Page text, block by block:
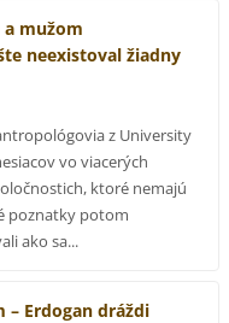
mužom
neexistoval žiadny
z University
vo viacerých
ktoré nemajú
poznatky potom
ako sa...
– Erdogan dráždi